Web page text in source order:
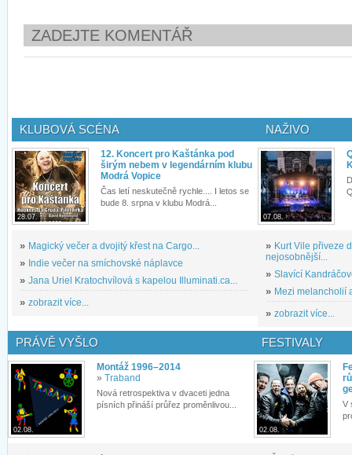
ZADEJTE KOMENTÁŘ
KLUBOVÁ SCÉNA
28.07.
12. Koncert pro Kaštánka pod
širým nebem v legendárním klubu
Modrá Vopice
Čas letí neskutečně rychle.... I letos se
bude 8. srpna v klubu Modrá...
» Magický večer a dvojitý křest na Cargo...
» Indie večer na smíchovské náplavce
» Jana Uriel Kratochvílová s kapelou Illuminati.ca...
» zobrazit více...
NAŽIVO
07.08.
» Kurt Vile přiveze
nejosobnější...
» Slavící
» Mezi melancholií
» zobrazit více...
PRÁVĚ VYŠLO
02.08.
Montáž 1996–2014
» Traband
Nová retrospektiva v dvaceti jedna
písních přináší průřez proměnlivou...
FESTIVALY
02.08.
V